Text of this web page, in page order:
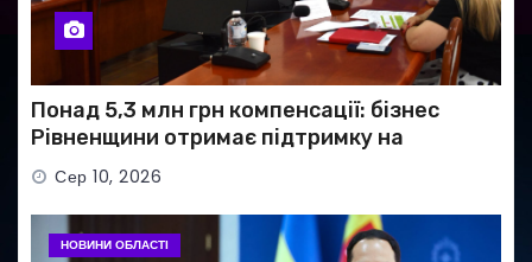
Понад 5,3 млн грн компенсації: бізнес
Рівненщини отримає підтримку на
придбання обладнання
Сер 10, 2026
НОВИНИ ОБЛАСТІ